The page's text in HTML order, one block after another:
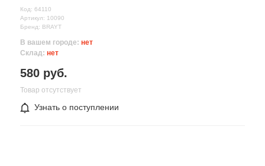
Код: 64110
Артикул: 10090
Бренд: BRAYT
В вашем городе: нет
Склад: нет
580 руб.
Товар отсутствует
Узнать о поступлении